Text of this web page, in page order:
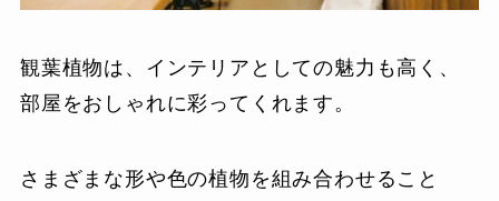
観葉植物は、インテリアとしての魅力も高く、
部屋をおしゃれに彩ってくれます。
さまざまな形や色の植物を組み合わせること